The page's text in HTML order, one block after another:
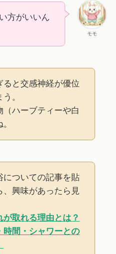
モモ
方がいいん
ると交感神経が優位
。
（ハーブティーや白
についての記事を貼
、興味があったら見
が取れる理由とは？
時間・シャワーとの